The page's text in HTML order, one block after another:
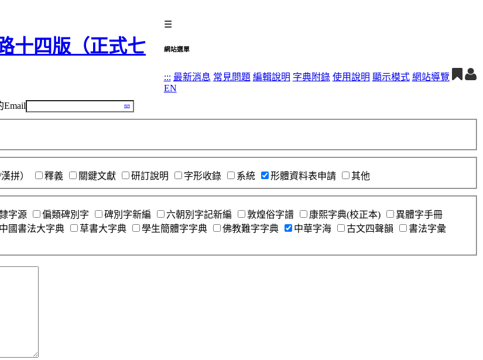
☰
網站選單
::: 最新消息 常見問題 編輯說明 字典附錄 使用說明 顯示模式 網站導覽
EN
Email
拼） 釋義 關鍵文獻 研訂說明 字形收錄 系統 形體資料表申請 其他
字源 偏類碑別字 碑別字新編 六朝別字記新編 敦煌俗字譜 康熙字典(校正本)
異體字手冊
中國書法大字典 草書大字典 學生簡體字字典 佛教難字字典 中華字海 古文四聲韻
書法字彙